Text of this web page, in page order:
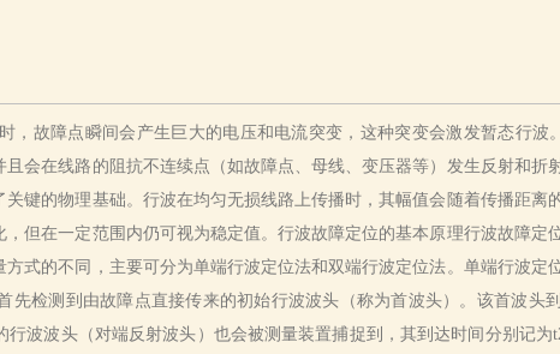
故障点瞬间会产生巨大的电压和电流突变，这种突变会激发暂态行波
会在线路的阻抗不连续点（如故障点、母线、变压器等）发生反射和折
键的物理基础。行波在均匀无损线路上传播时，其幅值会随着传播距离
但在一定范围内仍可视为稳定值。行波故障定位的基本原理行波故障定
式的不同，主要可分为单端行波定位法和双端行波定位法。单端行波定
先检测到由故障点直接传来的初始行波波头（称为首波头）。该首波头
行波波头（对端反射波头）也会被测量装置捕捉到，其到达时间分别记